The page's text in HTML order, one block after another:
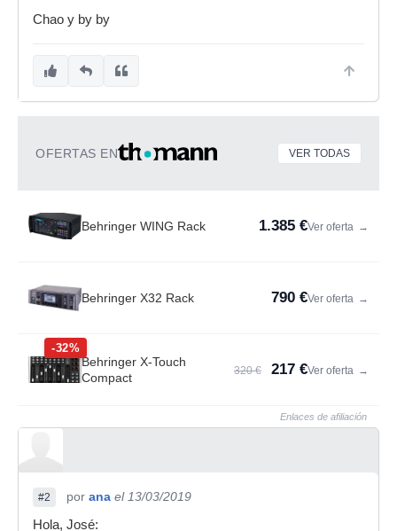
Chao y by by
OFERTAS EN VER TODAS
Behringer WING Rack 1.385 €Ver oferta →
Behringer X32 Rack 790 €Ver oferta →
-32%
Behringer X-Touch
Compact
320 € 217 €Ver oferta →
Enlaces de afiliación
#2 por ana el 13/03/2019
Hola, José: